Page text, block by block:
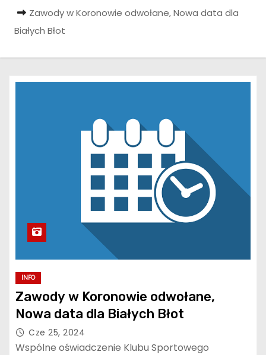
Zawody w Koronowie odwołane, Nowa data dla
Białych Błot
INFO
Zawody w Koronowie odwołane,
Nowa data dla Białych Błot
Cze 25, 2024
Wspólne oświadczenie Klubu Sportowego